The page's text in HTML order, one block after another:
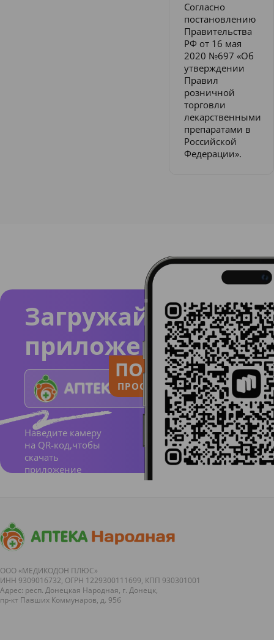
Согласно
постановлению
Правительства
РФ от 16 мая
2020 №697 «Об
утверждении
Правил
розничной
торговли
лекарственными
препаратами в
Российской
Федерации».
Загружайте
приложение
Наведите камеру
на QR-код,чтобы
скачать
приложение
ПОЛЬЗУЙСЯ
ПРОСТО И ПОНЯТНО
ООО «МЕДИКОДОН ПЛЮС»
ИНН 9309016732, ОГРН 1229300111699, КПП 930301001
Адрес: респ. Донецкая Народная, г. Донецк,
пр-кт Павших Коммунаров, д. 95б